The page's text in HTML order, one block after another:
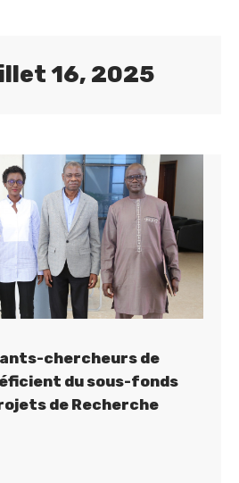
16, 2025
chercheurs de
du sous-fonds
de Recherche